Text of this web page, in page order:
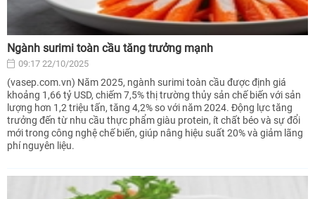
Ngành surimi toàn cầu tăng trưởng mạnh
09:17 22/10/2025
(vasep.com.vn) Năm 2025, ngành surimi toàn cầu được định giá
khoảng 1,66 tỷ USD, chiếm 7,5% thị trường thủy sản chế biến với sản
lượng hơn 1,2 triệu tấn, tăng 4,2% so với năm 2024. Động lực tăng
trưởng đến từ nhu cầu thực phẩm giàu protein, ít chất béo và sự đổi
mới trong công nghệ chế biến, giúp nâng hiệu suất 20% và giảm lãng
phí nguyên liệu.